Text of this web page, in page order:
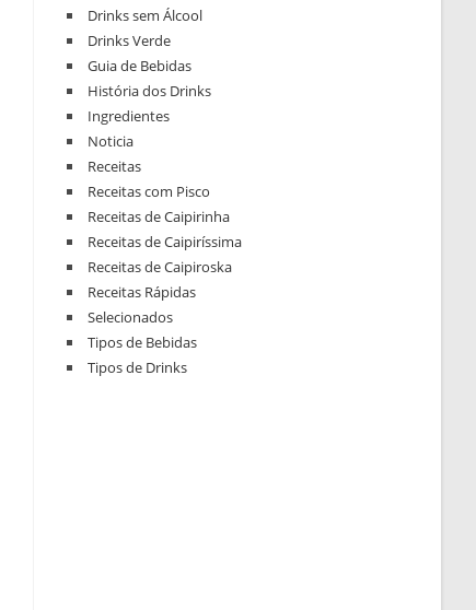
Drinks sem Álcool
Drinks Verde
Guia de Bebidas
História dos Drinks
Ingredientes
Noticia
Receitas
Receitas com Pisco
Receitas de Caipirinha
Receitas de Caipiríssima
Receitas de Caipiroska
Receitas Rápidas
Selecionados
Tipos de Bebidas
Tipos de Drinks